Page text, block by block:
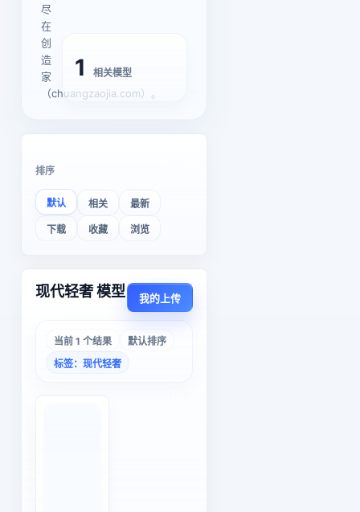
尽
在
创
造
家
（chuangzaojia.com）。
1 相关模型
排序
默认 相关 最新
下载 收藏 浏览
现代轻奢 模型 我的上传
当前 1 个结果
默认排序
标签：现代轻奢